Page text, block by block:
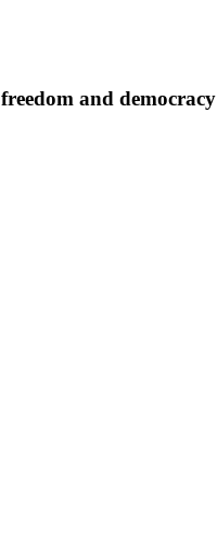
freedom and democracy